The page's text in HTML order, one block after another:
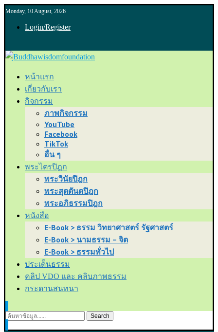
Monday, 10 August, 2026
Login/Register
หน้าแรก
เกี่ยวกับเรา
กิจกรรม
ภาพกิจกรรม
YouTube
Facebook
TikTok
อื่น ๆ
พระไตรปิฎก
พระวินัยปิฎก
พระสุตตันตปิฎก
พระอภิธรรมปิฎก
หนังสือ
E-Book > ธรรม วิทยาศาสตร์ รัฐศาสตร์
E-Book > นามธรรม – จิต
E-Book > ธรรมทั่วไป
ประเด็นธรรม
คลิป VDO และ คลิบภาพธรรม
กระดานสนทนา
Search